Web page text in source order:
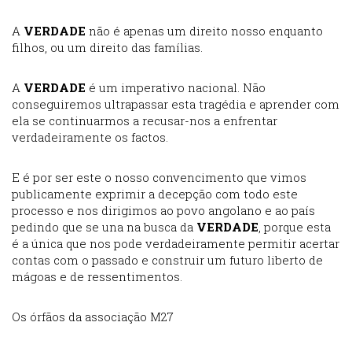
A VERDADE não é apenas um direito nosso enquanto
filhos, ou um direito das famílias.
A VERDADE é um imperativo nacional. Não
conseguiremos ultrapassar esta tragédia e aprender com
ela se continuarmos a recusar-nos a enfrentar
verdadeiramente os factos.
E é por ser este o nosso convencimento que vimos
publicamente exprimir a decepção com todo este
processo e nos dirigimos ao povo angolano e ao país
pedindo que se una na busca da VERDADE, porque esta
é a única que nos pode verdadeiramente permitir acertar
contas com o passado e construir um futuro liberto de
mágoas e de ressentimentos.
Os órfãos da associação M27